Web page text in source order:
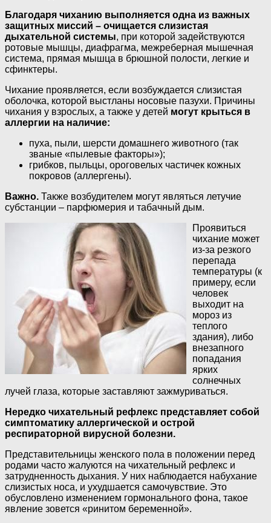
Благодаря чиханию выполняется одна из важных
защитных миссий – очищается слизистая
дыхательной системы, при которой задействуются
ротовые мышцы, диафрагма, межреберная мышечная
система, прямая мышца в брюшной полости, легкие и
сфинктеры.
Чихание проявляется, если возбуждается слизистая
оболочка, которой выстланы носовые пазухи. Причины
чихания у взрослых, а также у детей могут крыться в
аллергии на наличие:
пуха, пыли, шерсти домашнего животного (так
званые «пылевые факторы»);
грибков, пыльцы, ороговелых частичек кожных
покровов (аллергены).
Важно. Также возбудителем могут являться летучие
субстанции – парфюмерия и табачный дым.
Проявиться
чихание может
из-за резкого
перепада
температуры (к
примеру, если
человек
выходит на
мороз из
теплого
здания), либо
внезапного
попадания
ярких
солнечных
лучей глаза, которые заставляют зажмуриваться.
Нередко чихательный рефлекс представляет собой
симптоматику аллергической и острой
респираторной вирусной болезни.
Представительницы женского пола в положении перед
родами часто жалуются на чихательный рефлекс и
затрудненность дыхания. У них наблюдается набухание
слизистых носа, и ухудшается самочувствие. Это
обусловлено изменением гормонального фона, такое
явление зовется «ринитом беременной».